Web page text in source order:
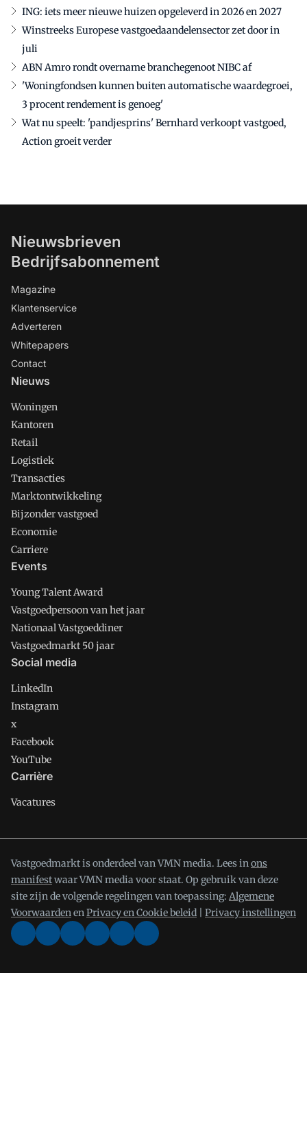
ING: iets meer nieuwe huizen opgeleverd in 2026 en 2027
Winstreeks Europese vastgoedaandelensector zet door in
juli
ABN Amro rondt overname branchegenoot NIBC af
'Woningfondsen kunnen buiten automatische waardegroei,
3 procent rendement is genoeg'
Wat nu speelt: 'pandjesprins' Bernhard verkoopt vastgoed,
Action groeit verder
Nieuwsbrieven
Bedrijfsabonnement
Magazine
Klantenservice
Adverteren
Whitepapers
Contact
Nieuws
Woningen
Kantoren
Retail
Logistiek
Transacties
Marktontwikkeling
Bijzonder vastgoed
Economie
Carriere
Events
Young Talent Award
Vastgoedpersoon van het jaar
Nationaal Vastgoeddiner
Vastgoedmarkt 50 jaar
Social media
LinkedIn
Instagram
x
Facebook
YouTube
Carrière
Vacatures
Vastgoedmarkt is onderdeel van VMN media. Lees inons
manifestwaar VMN media voor staat. Op gebruik van deze
site zijn de volgende regelingen van toepassing: Algemene
VoorwaardenenPrivacy en Cookie beleid Privacy instellingen